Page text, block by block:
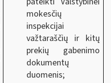
mokesčių
inspekcijai
važtaraščių ir kitų
prekių gabenimo
dokumentų
duomenis;